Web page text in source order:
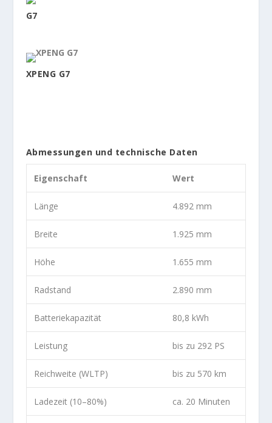
G7
XPENG G7
Abmessungen und technische Daten
Eigenschaft Wert
Länge 4.892 mm
Breite 1.925 mm
Höhe 1.655 mm
Radstand 2.890 mm
Batteriekapazität 80,8 kWh
Leistung bis zu 292 PS
Reichweite (WLTP) bis zu 570 km
Ladezeit (10–80%) ca. 20 Minuten